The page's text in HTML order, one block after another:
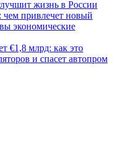
жизнь в России
чем привлечет новый
экономические
€1,8 млрд: как это
и спасет автопром